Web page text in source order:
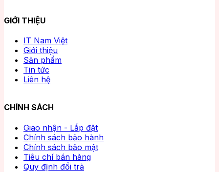
GIỚI THIỆU
IT Nam Việt
Giới thiệu
Sản phẩm
Tin tức
Liên hệ
CHÍNH SÁCH
Giao nhận - Lắp đặt
Chính sách bảo hành
Chính sách bảo mật
Tiêu chí bán hàng
Quy định đổi trả